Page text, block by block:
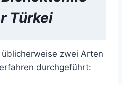
Türkei
zwei Arten
durchgeführt: